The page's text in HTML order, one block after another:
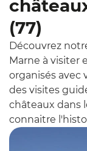
(77)
Découvrez
Marne à visiter
organisés avec
des visites
châteaux dans
connaitre